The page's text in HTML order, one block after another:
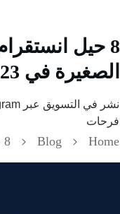
حيل انستقرام
في 2023
في التسويق عبر Instagram
Blog